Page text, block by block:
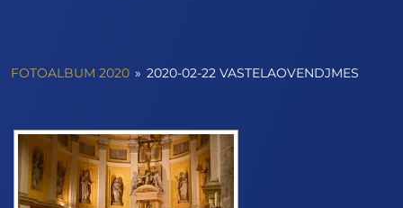
FOTOALBUM 2020 » 2020-02-22 VASTELAOVENDJMES